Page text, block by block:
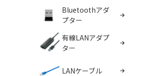
Bluetoothアダ
プター
有線LANアダプ
ター
LANケーブル